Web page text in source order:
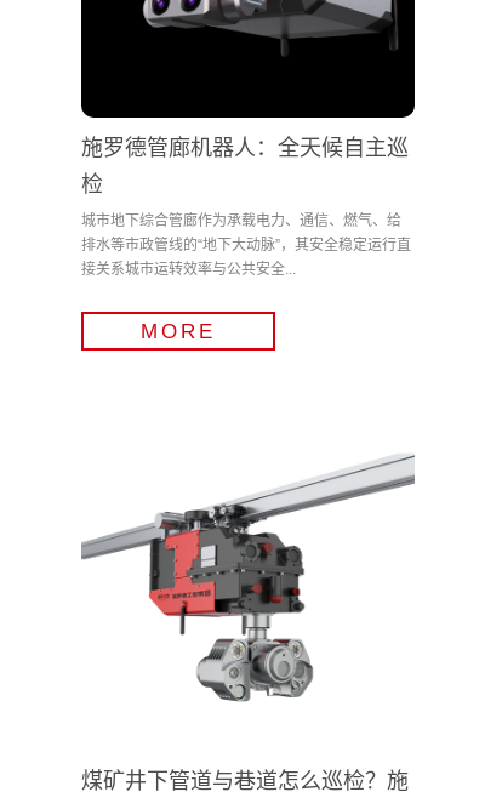
施罗德管廊机器人：全天候自主巡
检
城市地下综合管廊作为承载电力、通信、燃气、给
排水等市政管线的“地下大动脉”，其安全稳定运行直
接关系城市运转效率与公共安全...
MORE
煤矿井下管道与巷道怎么巡检？施